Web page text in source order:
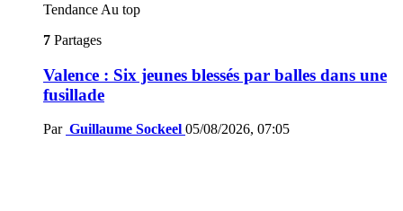
Tendance Au top
7 Partages
Valence : Six jeunes blessés par balles dans une
fusillade
Par Guillaume Sockeel 05/08/2026, 07:05